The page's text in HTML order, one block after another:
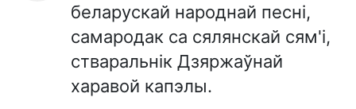
беларускай народнай песні,
самародак са сялянскай сям'і,
стваральнік Дзяржаўнай
харавой капэлы.